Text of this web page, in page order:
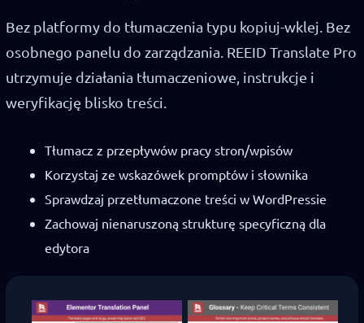
Bez platformy do tłumaczenia typu kopiuj-wklej. Bez
osobnego panelu do zarządzania. REEID Translate Pro
utrzymuje działania tłumaczeniowe, instrukcje i
weryfikację blisko treści.
Tłumacz z przepływów pracy stron/wpisów
Korzystaj ze wskazówek promptów i słownika
Sprawdzaj przetłumaczone treści w WordPressie
Zachowaj nienaruszoną strukturę specyficzną dla
edytora